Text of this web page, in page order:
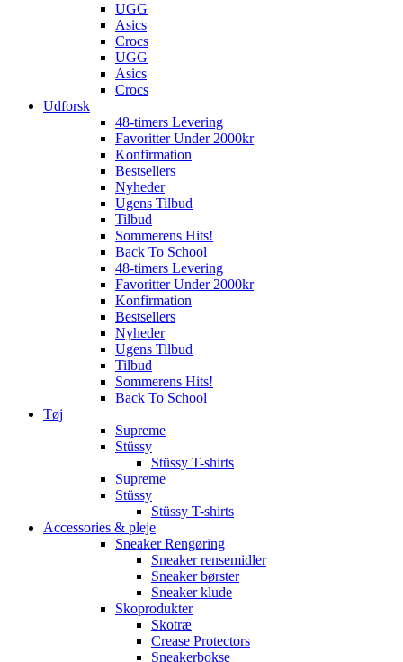
UGG
Asics
Crocs
UGG
Asics
Crocs
Udforsk
48-timers Levering
Favoritter Under 2000kr
Konfirmation
Bestsellers
Nyheder
Ugens Tilbud
Tilbud
Sommerens Hits!
Back To School
48-timers Levering
Favoritter Under 2000kr
Konfirmation
Bestsellers
Nyheder
Ugens Tilbud
Tilbud
Sommerens Hits!
Back To School
Tøj
Supreme
Stüssy
Stüssy T-shirts
Supreme
Stüssy
Stüssy T-shirts
Accessories & pleje
Sneaker Rengøring
Sneaker rensemidler
Sneaker børster
Sneaker klude
Skoprodukter
Skotræ
Crease Protectors
Sneakerbokse